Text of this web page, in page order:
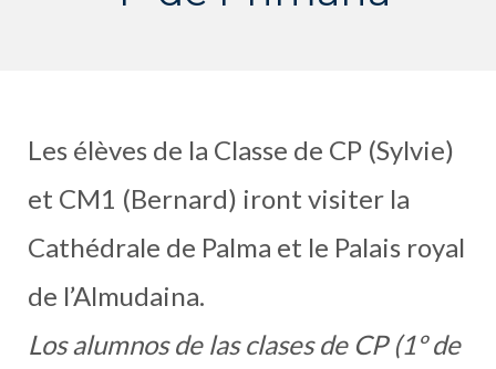
Les élèves de la Classe de CP (Sylvie)
et CM1 (Bernard) iront visiter la
Cathédrale de Palma et le Palais royal
de l’Almudaina.
Los alumnos de las clases de CP (1º de